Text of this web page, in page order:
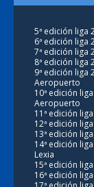
5ª edición liga
6ª edición liga
7ª edición liga
8ª edición liga
9ª edición liga
Aeropuerto
10ª edición
Aeropuerto
11ª edición
12ª edición
13ª edición
14ª edición
Lexia
15ª edición
16ª edición